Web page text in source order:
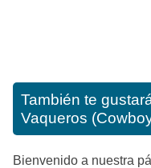
También te
Vaqueros
Bienvenido a nuestra